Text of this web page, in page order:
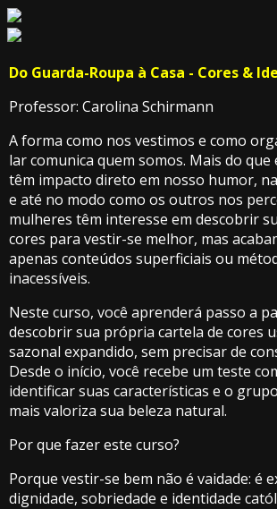
Do Guarda-Roupa à Casa - Cores &
Professor: Carolina Schirmann
A forma como nos vestimos e como
lar comunica quem somos. Mais do que
têm impacto direto em nosso humor,
e até no modo como os outros nos
mulheres têm interesse em descobrir
cores para vestir-se melhor, mas
apenas conteúdos superficiais ou
inacessíveis.
Neste curso, você aprenderá passo a
descobrir sua própria cartela de cores
sazonal expandido, sem precisar de
Desde o início, você recebe um teste
identificar suas características e o
mais valoriza sua beleza natural.
Por que fazer este curso?
Porque vestir-se bem não é vaidade: é
dignidade, sobriedade e identidade